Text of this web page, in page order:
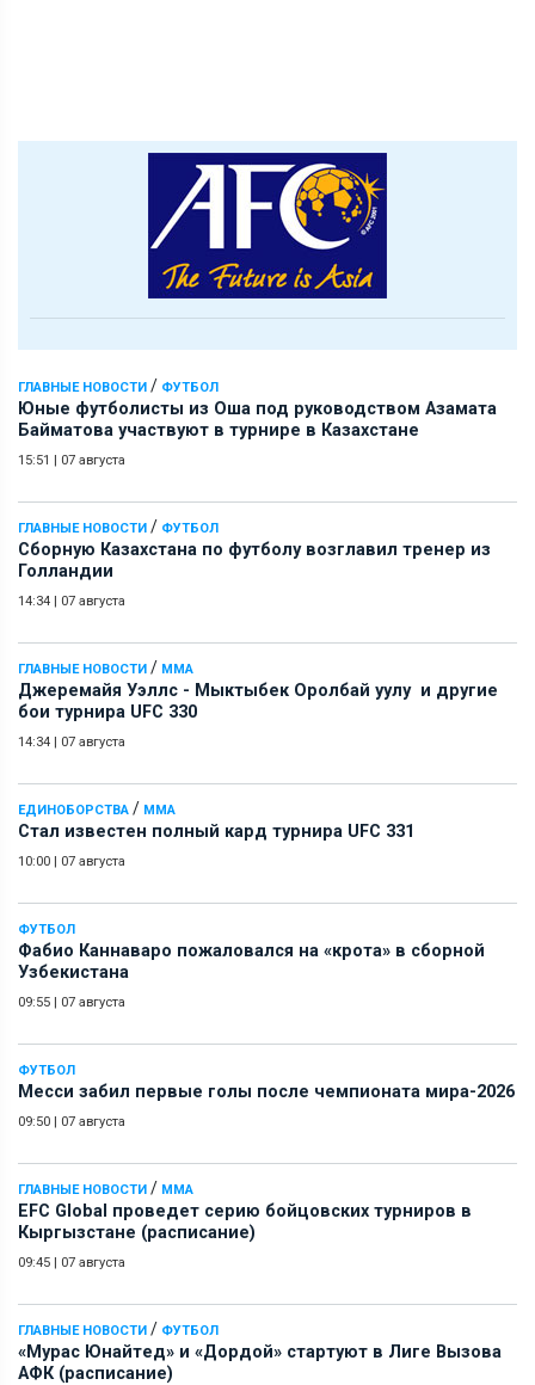
ГЛАВНЫЕ НОВОСТИ / ФУТБОЛ
Юные футболисты из Оша под руководством Азамата
Байматова участвуют в турнире в Казахстане
15:51 | 07 августа
ГЛАВНЫЕ НОВОСТИ / ФУТБОЛ
Сборную Казахстана по футболу возглавил тренер из
Голландии
14:34 | 07 августа
ГЛАВНЫЕ НОВОСТИ / ММА
Джеремайя Уэллс - Мыктыбек Оролбай уулу и другие
бои турнира UFC 330
14:34 | 07 августа
ЕДИНОБОРСТВА / ММА
Стал известен полный кард турнира UFC 331
10:00 | 07 августа
ФУТБОЛ
Фабио Каннаваро пожаловался на «крота» в сборной
Узбекистана
09:55 | 07 августа
ФУТБОЛ
Месси забил первые голы после чемпионата мира-2026
09:50 | 07 августа
ГЛАВНЫЕ НОВОСТИ / ММА
EFC Global проведет серию бойцовских турниров в
Кыргызстане (расписание)
09:45 | 07 августа
ГЛАВНЫЕ НОВОСТИ / ФУТБОЛ
«Мурас Юнайтед» и «Дордой» стартуют в Лиге Вызова
АФК (расписание)